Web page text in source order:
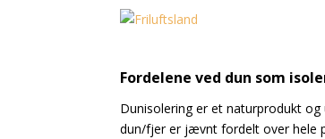
Fordelene ved dun som
Dunisolering er et naturprodukt
dun/fjer er jævnt fordelt over hele